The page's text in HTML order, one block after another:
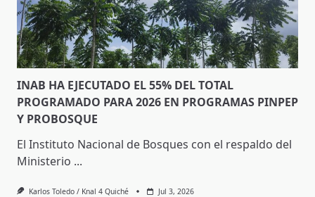
INAB HA EJECUTADO EL 55% DEL TOTAL
PROGRAMADO PARA 2026 EN PROGRAMAS PINPEP
Y PROBOSQUE
El Instituto Nacional de Bosques con el respaldo del
Ministerio ...
Karlos Toledo / Knal 4 Quiché Jul 3, 2026